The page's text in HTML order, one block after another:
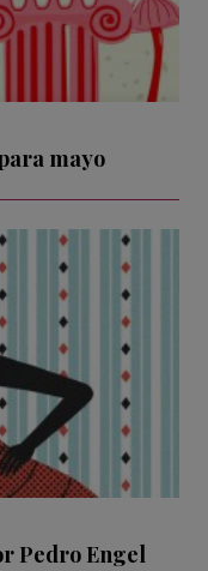
mayo
Pedro Engel